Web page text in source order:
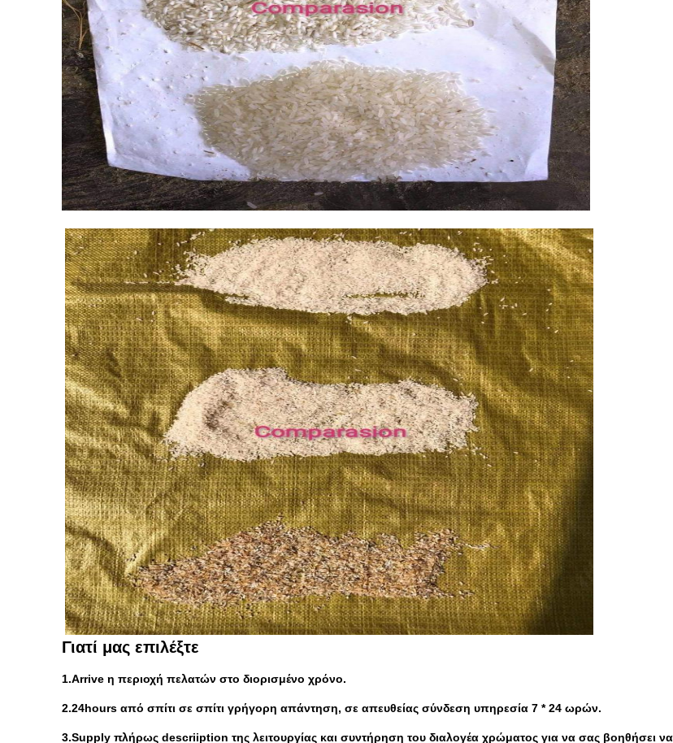
Γιατί μας επιλέξτε
1.Arrive η περιοχή πελατών στο διορισμένο χρόνο.
2.24hours από σπίτι σε σπίτι γρήγορη απάντηση, σε απευθείας σύνδεση υπηρεσία 7 * 24 ωρών.
3.Supply πλήρως descriiption της λειτουργίας και συντήρηση του διαλογέα χρώματος για να σας βοηθήσει